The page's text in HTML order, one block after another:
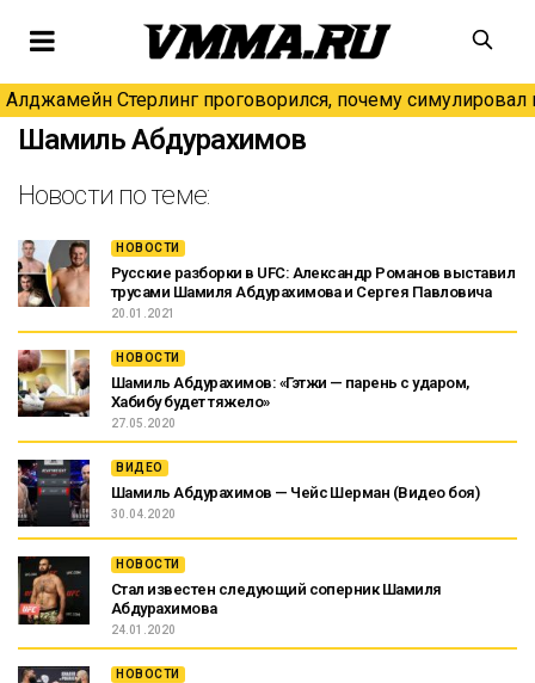
Алджамейн Стерлинг проговорился, почему симулировал
Шамиль Абдурахимов
Новости по теме:
НОВОСТИ
Русские разборки в UFC: Александр Романов выставил
трусами Шамиля Абдурахимова и Сергея Павловича
20.01.2021
НОВОСТИ
Шамиль Абдурахимов: «Гэтжи — парень с ударом,
Хабибу будет тяжело»
27.05.2020
ВИДЕО
Шамиль Абдурахимов — Чейс Шерман (Видео боя)
30.04.2020
НОВОСТИ
Стал известен следующий соперник Шамиля
Абдурахимова
24.01.2020
НОВОСТИ